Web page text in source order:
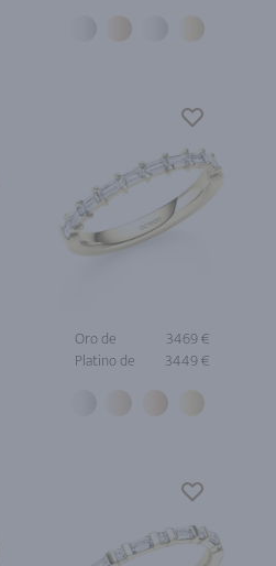
Oro de
3469 €
Platino de
3449 €